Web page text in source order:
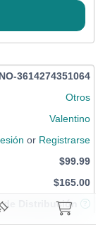
3614274351064
Otros
Valentino
or Registrarse
$99.99
$165.00
de Distribución